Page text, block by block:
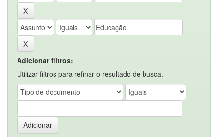
Adicionar filtros:
Utilizar filtros para refinar o resultado de busca.